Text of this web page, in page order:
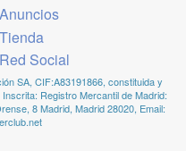
Anuncios
Tienda
Red Social
SA, CIF:A83191866, constituida y
Registro Mercantil de Madrid:
8 Madrid, Madrid 28020, Email: